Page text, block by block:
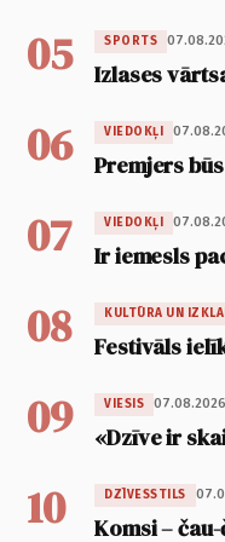
05 SPORTS
Izlases
06 VIEDOKĻI
Premjers
07 VIEDOKĻI
Ir iemesls
08 KULTŪRA UN
Festivāls
09 VIESIS
«Dzīve ir
10 DZĪVESSTILS
Komsi –